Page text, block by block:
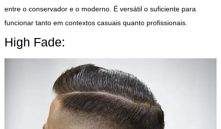
entre o conservador e o moderno. É versátil o suficiente para
funcionar tanto em contextos casuais quanto profissionais.
High Fade: